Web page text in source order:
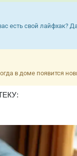
есть свой лайфхак?
в доме появится